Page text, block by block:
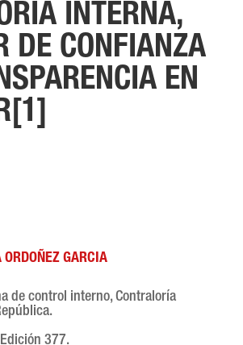
INTERNA,
DE CONFIANZA
EN
ORDOÑEZ GARCIA
de control interno, Contraloría
377.